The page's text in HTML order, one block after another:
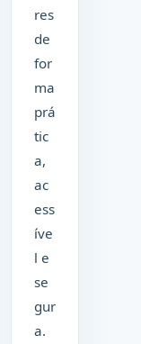
res
de
for
ma
prá
tic
a,
ac
ess
íve
l e
se
gur
a.